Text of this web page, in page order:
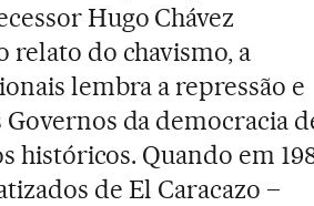
Hugo Chávez
relato do chavismo, a
lembra a repressão e
da democracia
históricos. Quando em
de El Caracazo –